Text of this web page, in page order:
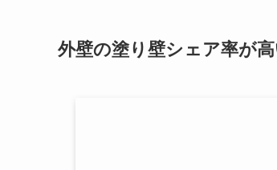
外壁の塗り壁シェア率が